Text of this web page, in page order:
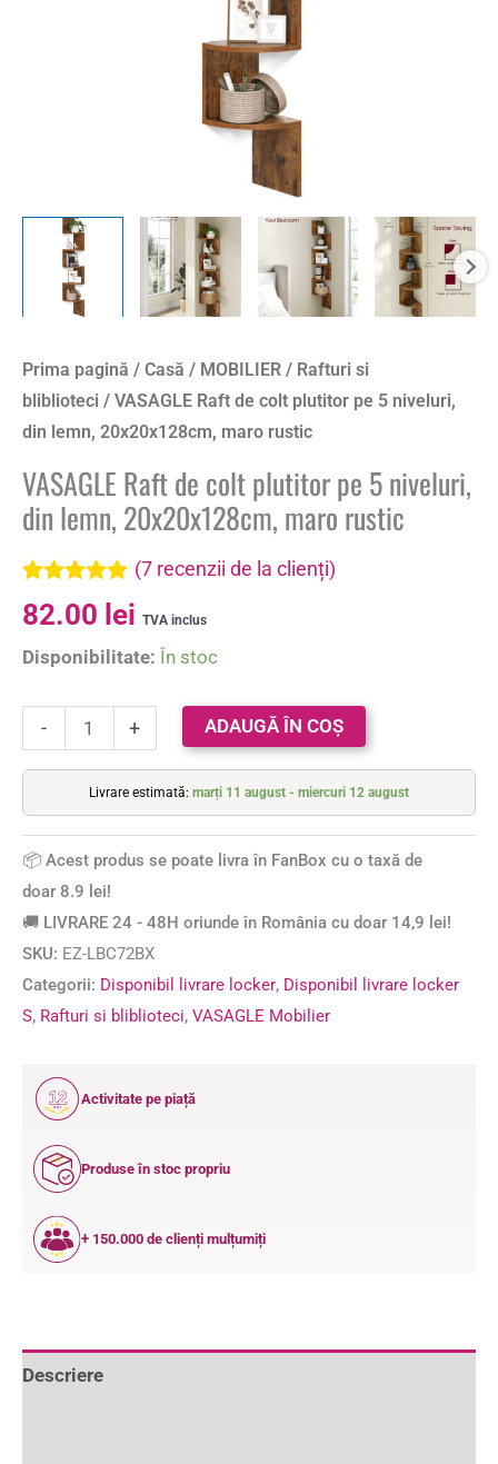
Prima pagină / Casă / MOBILIER / Rafturi si
bliblioteci / VASAGLE Raft de colt plutitor pe 5 niveluri,
din lemn, 20x20x128cm, maro rustic
VASAGLE Raft de colt plutitor pe 5 niveluri,
din lemn, 20x20x128cm, maro rustic
Evaluat la
5.00din 5 pe
7
evaluări de
(7 recenzii de la clienți)
82.00 lei TVA inclus
Disponibilitate: În stoc
- + ADAUGĂ ÎN COȘ
Livrare estimată: marți 11 august - miercuri 12 august
📦 Acest produs se poate livra în FanBox cu o taxă de
doar 8.9 lei!
🚚 LIVRARE 24 - 48H oriunde în România cu doar 14,9 lei!
SKU: EZ-LBC72BX
Categorii: Disponibil livrare locker, Disponibil livrare locker
S, Rafturi si bliblioteci, VASAGLE Mobilier
12
ANI
Activitate pe piață
Produse în stoc propriu
+ 150.000 de clienți mulțumiți
Descriere